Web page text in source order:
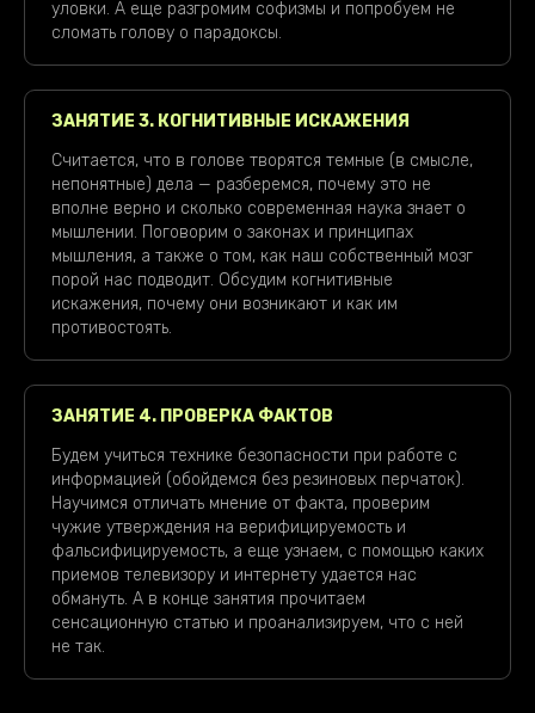
уловки. А еще разгромим софизмы и попробуем не
сломать голову о парадоксы.
ЗАНЯТИЕ 3. КОГНИТИВНЫЕ ИСКАЖЕНИЯ
Считается, что в голове творятся темные (в смысле,
непонятные) дела — разберемся, почему это не
вполне верно и сколько современная наука знает о
мышлении. Поговорим о законах и принципах
мышления, а также о том, как наш собственный мозг
порой нас подводит. Обсудим когнитивные
искажения, почему они возникают и как им
противостоять.
ЗАНЯТИЕ 4. ПРОВЕРКА ФАКТОВ
Будем учиться технике безопасности при работе с
информацией (обойдемся без резиновых перчаток).
Научимся отличать мнение от факта, проверим
чужие утверждения на верифицируемость и
фальсифицируемость, а еще узнаем, с помощью каких
приемов телевизору и интернету удается нас
обмануть. А в конце занятия прочитаем
сенсационную статью и проанализируем, что с ней
не так.